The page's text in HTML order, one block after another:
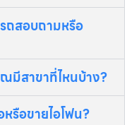
ถสอบถามหรือ
มีสาขาที่ไหนบ้าง?
หรือขายไอโฟน?